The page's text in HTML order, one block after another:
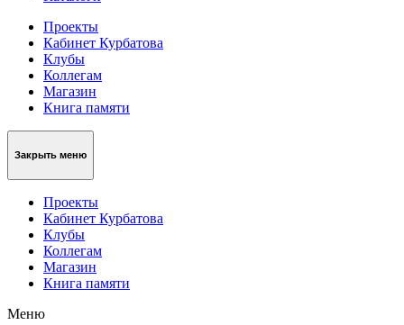
Проекты
Кабинет Курбатова
Клубы
Коллегам
Магазин
Книга памяти
Закрыть меню
Проекты
Кабинет Курбатова
Клубы
Коллегам
Магазин
Книга памяти
Меню